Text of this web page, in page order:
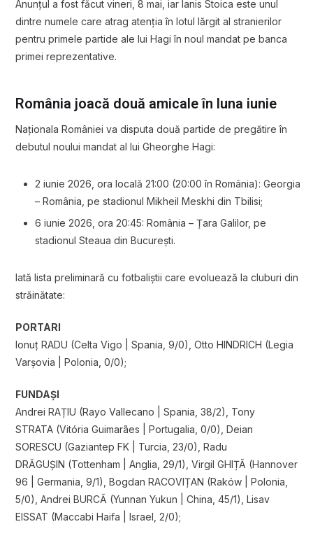
Anunțul a fost făcut vineri, 8 mai, iar Ianis Stoica este unul
dintre numele care atrag atenția în lotul lărgit al stranierilor
pentru primele partide ale lui Hagi în noul mandat pe banca
primei reprezentative.
România joacă două amicale în luna iunie
Naționala României va disputa două partide de pregătire în
debutul noului mandat al lui Gheorghe Hagi:
2 iunie 2026, ora locală 21:00 (20:00 în România): Georgia
– România, pe stadionul Mikheil Meskhi din Tbilisi;
6 iunie 2026, ora 20:45: România – Țara Galilor, pe
stadionul Steaua din București.
Iată lista preliminară cu fotbaliștii care evoluează la cluburi din
străinătate:
PORTARI
Ionuț RADU (Celta Vigo | Spania, 9/0), Otto HINDRICH (Legia
Varșovia | Polonia, 0/0);
FUNDAȘI
Andrei RAȚIU (Rayo Vallecano | Spania, 38/2), Tony
STRATA (Vitória Guimarães | Portugalia, 0/0), Deian
SORESCU (Gaziantep FK | Turcia, 23/0), Radu
DRĂGUȘIN (Tottenham | Anglia, 29/1), Virgil GHIȚĂ (Hannover
96 | Germania, 9/1), Bogdan RACOVIȚAN (Raków | Polonia,
5/0), Andrei BURCĂ (Yunnan Yukun | China, 45/1), Lisav
EISSAT (Maccabi Haifa | Israel, 2/0);